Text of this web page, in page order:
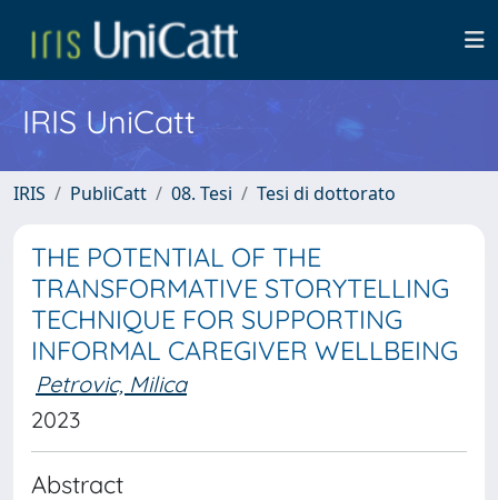
IRIS UniCatt
IRIS PubliCatt 08. Tesi Tesi di dottorato
THE POTENTIAL OF THE
TRANSFORMATIVE STORYTELLING
TECHNIQUE FOR SUPPORTING
INFORMAL CAREGIVER WELLBEING
Petrovic, Milica
2023
Abstract